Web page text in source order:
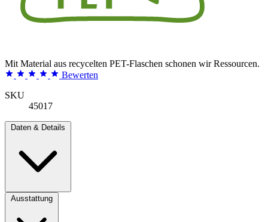
Mit Material aus recycelten PET-Flaschen schonen wir Ressourcen.
Bewerten
SKU
45017
Daten & Details
Ausstattung